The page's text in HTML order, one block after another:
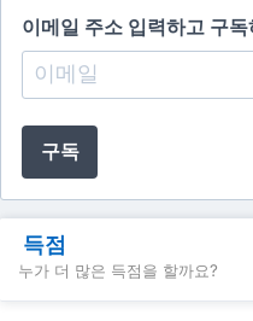
이메일 주소 입력하고 구독
구독
득점
누가 더 많은 득점을 할까요?